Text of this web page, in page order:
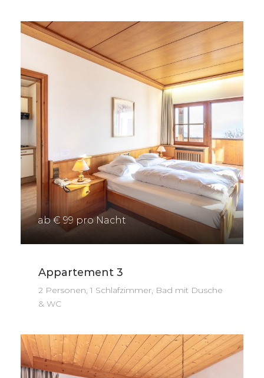
ab € 99 pro Nacht
Appartement 3
2 Personen, 1 Schlafzimmer, Bad mit Dusche
& WC